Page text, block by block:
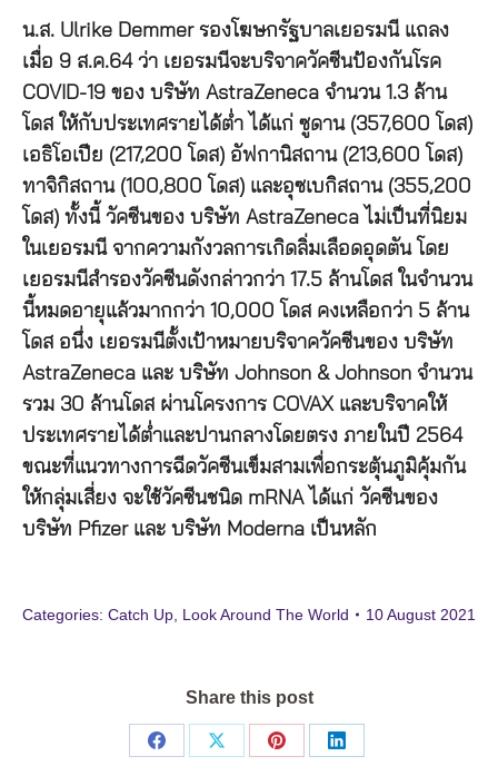
น.ส. Ulrike Demmer รองโฆษกรัฐบาลเยอรมนี แถลง
เมื่อ 9 ส.ค.64 ว่า เยอรมนีจะบริจาควัคซีนป้องกันโรค
COVID-19 ของ บริษัท AstraZeneca จำนวน 1.3 ล้าน
โดส ให้กับประเทศรายได้ต่ำ ได้แก่ ซูดาน (357,600 โดส)
เอธิโอเปีย (217,200 โดส) อัฟกานิสถาน (213,600 โดส)
ทาจิกิสถาน (100,800 โดส) และอุซเบกิสถาน (355,200
โดส) ทั้งนี้ วัคซีนของ บริษัท AstraZeneca ไม่เป็นที่นิยม
ในเยอรมนี จากความกังวลการเกิดลิ่มเลือดอุดตัน โดย
เยอรมนีสำรองวัคซีนดังกล่าวกว่า 17.5 ล้านโดส ในจำนวน
นี้หมดอายุแล้วมากกว่า 10,000 โดส คงเหลือกว่า 5 ล้าน
โดส อนึ่ง เยอรมนีตั้งเป้าหมายบริจาควัคซีนของ บริษัท
AstraZeneca และ บริษัท Johnson & Johnson จำนวน
รวม 30 ล้านโดส ผ่านโครงการ COVAX และบริจาคให้
ประเทศรายได้ต่ำและปานกลางโดยตรง ภายในปี 2564
ขณะที่แนวทางการฉีดวัคซีนเข็มสามเพื่อกระตุ้นภูมิคุ้มกัน
ให้กลุ่มเสี่ยง จะใช้วัคซีนชนิด mRNA ได้แก่ วัคซีนของ
บริษัท Pfizer และ บริษัท Moderna เป็นหลัก
Categories: Catch Up Look Around The World 10 August 2021
Share this post
Share
Share
Share
Share